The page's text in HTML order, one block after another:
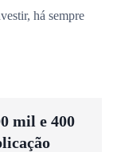
há sempre
mil e 400